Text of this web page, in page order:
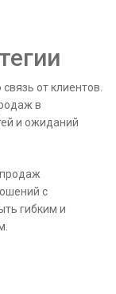
от клиентов.
в
и ожиданий
с
гибким и